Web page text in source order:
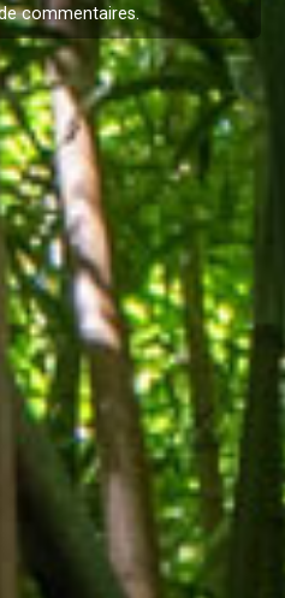
commentaires.